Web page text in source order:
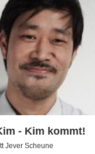
- Kim kommt!
Jever Scheune